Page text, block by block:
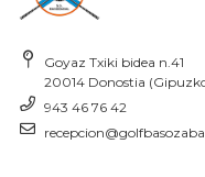
Goyaz Txiki bidea n.41
20014 Donostia
943 46 76 42